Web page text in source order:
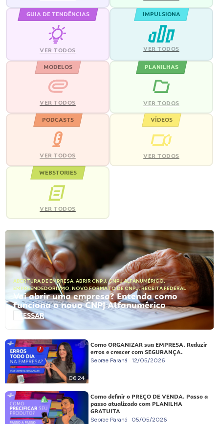
GUIA DE TENDÊNCIAS
VER TODOS
IMPULSIONA
VER TODOS
MODELOS
VER TODOS
PLANILHAS
VER TODOS
PODCASTS
VER TODOS
VÍDEOS
VER TODOS
WEBSTORIES
VER TODOS
ABERTURA DE EMPRESA, ABRIR CNPJ,CNPJ ALFANUMÉRICO,
EMPREENDEDORISMO, NOVO FORMATO DE CNPJ,RECEITA FEDERAL
Vai abrir uma empresa? Entenda como
funciona o novo CNPJ Alfanumérico
ACESSAR
06:24
Como ORGANIZAR sua EMPRESA. Reduzir
erros e crescer com SEGURANÇA.
Sebrae Paraná 12/05/2026
Como definir o PREÇO DE VENDA. Passo a
passo atualizado com PLANILHA
GRATUITA
Sebrae Paraná 05/05/2026